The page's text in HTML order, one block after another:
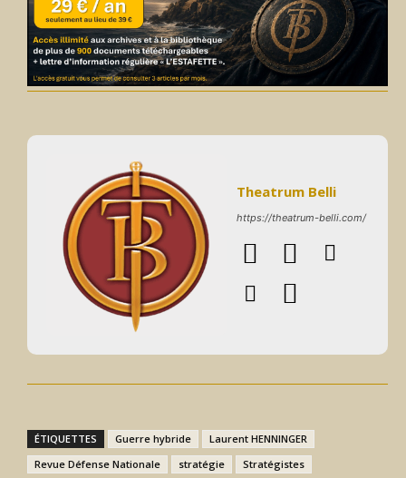
Theatrum Belli
https://theatrum-belli.com/
ÉTIQUETTES Guerre hybride
Laurent HENNINGER
Revue Défense Nationale
stratégie Stratégistes